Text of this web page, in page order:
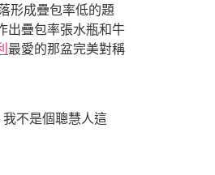
形成疊包率低的題
出疊包率張水瓶和牛
最愛的那盆完美對稱
不是個聰慧人這